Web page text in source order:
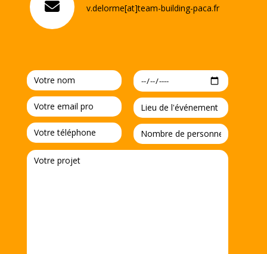
v.delorme[at]team-building-paca.fr